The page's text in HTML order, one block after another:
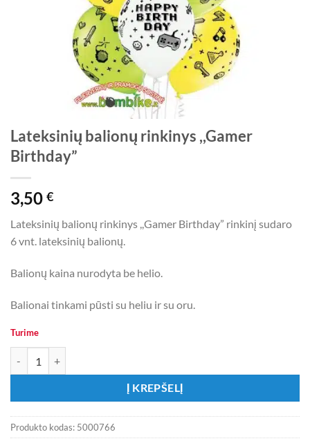
Lateksinių balionų rinkinys ,,Gamer
Birthday”
3,50 €
Lateksinių balionų rinkinys ,,Gamer Birthday” rinkinį sudaro
6 vnt. lateksinių balionų.
Balionų kaina nurodyta be helio.
Balionai tinkami pūsti su heliu ir su oru.
Turime
Į KREPŠELĮ
Produkto kodas: 5000766